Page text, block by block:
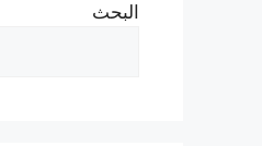
البحث